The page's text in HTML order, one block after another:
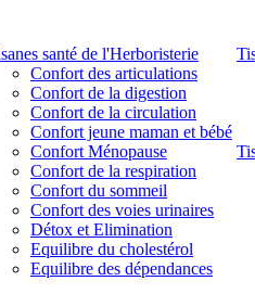
santé de l'Herboristerie
Confort des articulations
Confort de la digestion
Confort de la circulation
Confort jeune maman et bébé
Confort Ménopause
Confort de la respiration
Confort du sommeil
Confort des voies urinaires
Détox et Elimination
Equilibre du cholestérol
Equilibre des dépendances